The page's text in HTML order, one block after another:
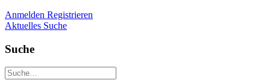
Anmelden Registrieren
Aktuelles Suche
Suche